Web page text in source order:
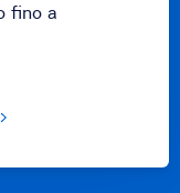
fino a